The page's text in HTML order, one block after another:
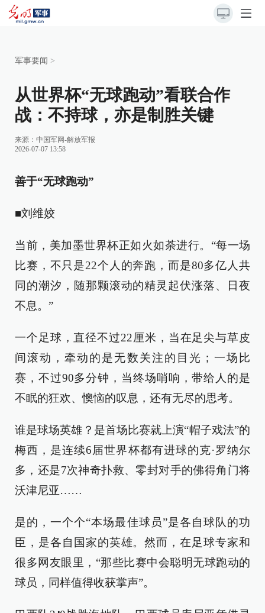
军事要闻 >
从世界杯“无球跑动”看联合作
战：不持球，亦是制胜关键
来源： 中国军网-解放军报
2026-07-07 13:58
善于“无球跑动”
■刘维姣
当前，美加墨世界杯正如火如荼进行。“每一场
比赛，不只是22个人的奔跑，而是80多亿人共
同的潮汐，随那颗滚动的精灵起伏涨落、日夜
不息。”
一个足球，直径不过22厘米，当在足尖与草皮
间滚动，牵动的是无数关注的目光；一场比
赛，不过90多分钟，当终场哨响，带给人的是
不眠的狂欢、懊恼的叹息，还有无尽的思考。
谁是球场英雄？是首场比赛就上演“帽子戏法”的
梅西，是连续6届世界杯都有进球的克·罗纳尔
多，还是7次神奇扑救、零封对手的佛得角门将
沃津尼亚……
是的，一个个“本场最佳球员”是各自球队的功
臣，是各自国家的英雄。然而，在足球专家和
很多网友眼里，“那些比赛中会聪明无球跑动的
球员，同样值得收获掌声”。